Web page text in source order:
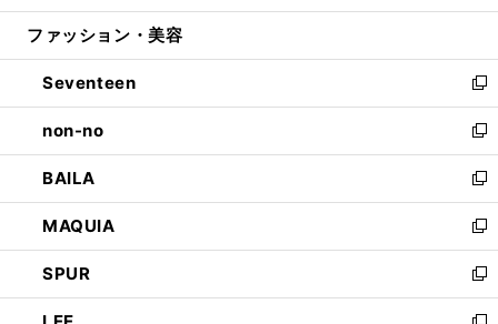
開
ウ
開
く
ン
ウ
で
開
く
ウ
ン
ド
ウ
で
開
く
ファッション・美容
Seventeen
新
し
い
ウ
ィ
ン
ド
ウ
で
開
non-no
新
し
い
ウ
ィ
ン
ド
ウ
BAILA
新
し
い
ウ
ィ
ン
MAQUIA
新
し
い
ウ
SPUR
新
し